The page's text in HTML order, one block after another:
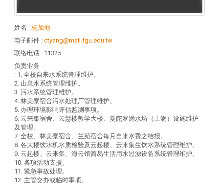
姓名 :杨加地
电子邮件 :ctyang@mail.fgu.edu.tw
联络电话 : 11325
负责业务
: 1. 全校自来水系统管理维护。
2. 山泉水系统管理维护。
3. 污水系统管理维护。
4. 林美寮宿舍污水处理厂管理维护。
5. 办理环境影响评估监测事项。
6. 云来集宿舍、云慧楼教学大楼、曼陀罗滴水坊（上滴）设施维护
及管理。
7. 全校、林美寮宿舍、兰苑宿舍每月自来水费之结报。
8. 各大楼饮水机水质检验及云起楼、云来集生饮水系统管理维护。
9. 云起楼、云来集、海云馆简易生活用水过滤设备系统管理维护。
10. 各项活动支援。
11. 紧急事故处理。
12. 主管交办或临时事项。